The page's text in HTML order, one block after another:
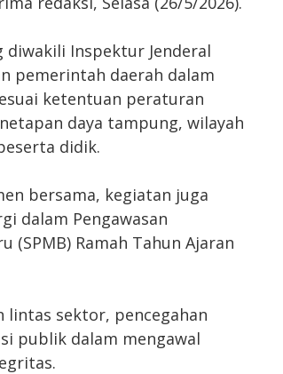
Inspektur Jenderal
pemerintah daerah dalam
ketentuan peraturan
daya tampung, wilayah
didik.
bersama, kegiatan juga
dalam Pengawasan
(SPMB) Ramah Tahun Ajaran
lintas sektor, pencegahan
publik dalam mengawal